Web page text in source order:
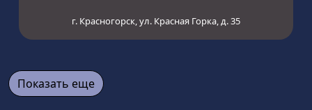
г. Красногорск, ул. Красная Горка, д. 35
Показать еще